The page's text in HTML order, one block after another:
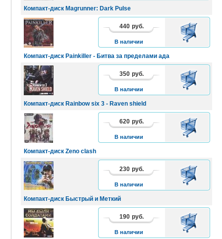
Компакт-диск Magrunner: Dark Pulse
Компакт-диск Painkiller - Битва за пределами ада
440 руб.
В наличии
В
КОРЗИНУ
Компакт-диск Rainbow six 3 - Raven shield
350 руб.
В наличии
В
КОРЗИНУ
Компакт-диск Zeno clash
620 руб.
В наличии
В
КОРЗИНУ
Компакт-диск Быстрый и Меткий
230 руб.
В наличии
В
КОРЗИНУ
190 руб.
В наличии
В
КОРЗИНУ